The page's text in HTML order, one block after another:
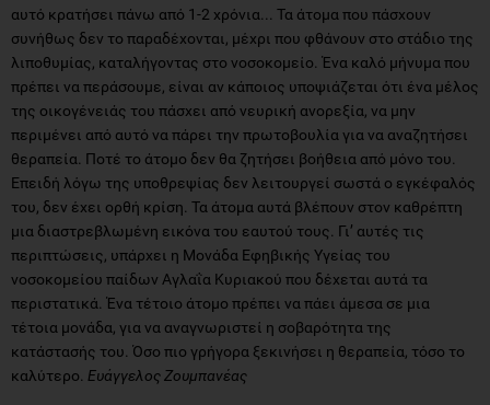
αυτό κρατήσει πάνω από 1-2 χρόνια... Τα άτομα που πάσχουν
συνήθως δεν το παραδέχονται, μέχρι που φθάνουν στο στάδιο της
λιποθυμίας, καταλήγοντας στο νοσοκομείο. Ένα καλό μήνυμα που
πρέπει να περάσουμε, είναι αν κάποιος υποψιάζεται ότι ένα μέλος
της οικογένειάς του πάσχει από νευρική ανορεξία, να μην
περιμένει από αυτό να πάρει την πρωτοβουλία για να αναζητήσει
θεραπεία. Ποτέ το άτομο δεν θα ζητήσει βοήθεια από μόνο του.
Επειδή λόγω της υποθρεψίας δεν λειτουργεί σωστά ο εγκέφαλός
του, δεν έχει ορθή κρίση. Τα άτομα αυτά βλέπουν στον καθρέπτη
μια διαστρεβλωμένη εικόνα του εαυτού τους. Γι’ αυτές τις
περιπτώσεις, υπάρχει η Μονάδα Εφηβικής Υγείας του
νοσοκομείου παίδων Αγλαΐα Κυριακού που δέχεται αυτά τα
περιστατικά. Ένα τέτοιο άτομο πρέπει να πάει άμεσα σε μια
τέτοια μονάδα, για να αναγνωριστεί η σοβαρότητα της
κατάστασής του. Όσο πιο γρήγορα ξεκινήσει η θεραπεία, τόσο το
καλύτερο. Ευάγγελος Ζουμπανέας